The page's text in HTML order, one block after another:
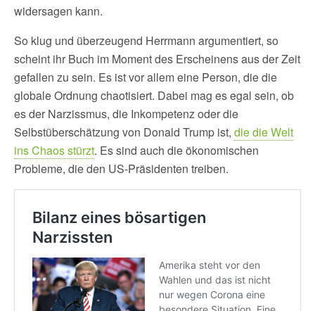
widersagen kann.
So klug und überzeugend Herrmann argumentiert, so
scheint ihr Buch im Moment des Erscheinens aus der Zeit
gefallen zu sein. Es ist vor allem eine Person, die die
globale Ordnung chaotisiert. Dabei mag es egal sein, ob
es der Narzissmus, die Inkompetenz oder die
Selbstüberschätzung von Donald Trump ist, die die Welt
ins Chaos stürzt. Es sind auch die ökonomischen
Probleme, die den US-Präsidenten treiben.